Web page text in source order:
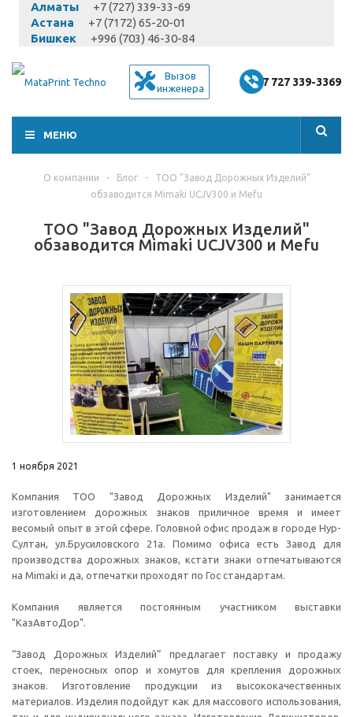
Алматы
+7 (727) 339-33-69
Астана
+7 (7172) 65-20-01
Бишкек
+996 (703) 46-30-84
Вызов
инженера
+7 727 339-3369
МЕНЮ
О компании - Блог -
ТОО "Завод Дорожных Изделий"
обзаводится Mimaki UCJV300 и Mefu
ТОО "Завод Дорожных Изделий"
обзаводится Mimaki UCJV300 и Mefu
1 ноября 2021
Компания ТОО "Завод Дорожных Изделий" занимается
изготовлением дорожных знаков приличное время и имеет
весомый опыт в этой сфере. Головной офис продаж в городе Нур-
Султан, ул.Брусиловского 21а. Помимо офиса есть Завод для
производства дорожных знаков, кстати знаки отпечатываются
на Mimaki и да, отпечатки проходят по Гос стандартам.
Компания является постоянным участником выставки
"КазАвтоДор".
“Завод Дорожных Изделий” предлагает поставку и продажу
стоек, переносных опор и хомутов для крепления дорожных
знаков. Изготовление продукции из высококачественных
материалов. Изделия подойдут как для массового использования,